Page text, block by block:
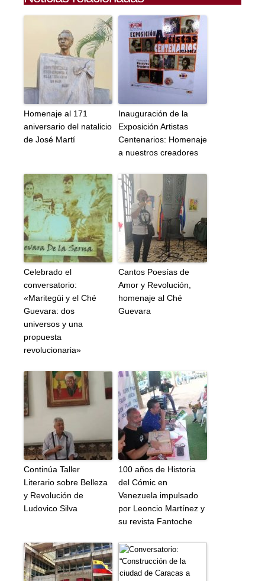
Homenaje al 171
aniversario del natalicio
de José Martí
Inauguración de la
Exposición Artistas
Centenarios: Homenaje
a nuestros creadores
Celebrado el
conversatorio:
«Maritegüi y el Ché
Guevara: dos
universos y una
propuesta
revolucionaria»
Cantos Poesías de
Amor y Revolución,
homenaje al Ché
Guevara
Continúa Taller
Literario sobre Belleza
y Revolución de
Ludovico Silva
100 años de Historia
del Cómic en
Venezuela impulsado
por Leoncio Martínez y
su revista Fantoche